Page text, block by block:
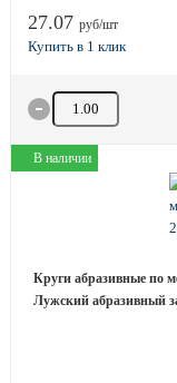
27.07 руб/шт
Количество товара
В наличии
Круги абразивные по
Лужский абразивный